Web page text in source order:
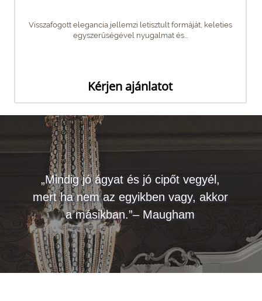
Visszafogott elegancia jellemzi letisztult formáját, keleties
egyszerűségével nyugalmat és...
Kérjen ajánlatot
„Mindig jó ágyat és jó cipőt vegyél,
mert ha nem az egyikben vagy, akkor
a másikban.”– Maugham